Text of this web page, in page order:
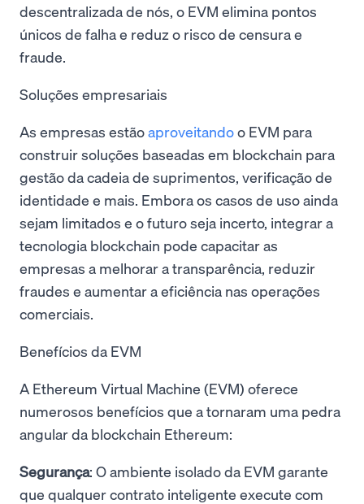
descentralizada de nós, o EVM elimina pontos
únicos de falha e reduz o risco de censura e
fraude.
Soluções empresariais
As empresas estãoaproveitandoo EVM para
construir soluções baseadas em blockchain para
gestão da cadeia de suprimentos, verificação de
identidade e mais. Embora os casos de uso ainda
sejam limitados e o futuro seja incerto, integrar a
tecnologia blockchain pode capacitar as
empresas a melhorar a transparência, reduzir
fraudes e aumentar a eficiência nas operações
comerciais.
Benefícios da EVM
A Ethereum Virtual Machine (EVM) oferece
numerosos benefícios que a tornaram uma pedra
angular da blockchain Ethereum:
Segurança: O ambiente isolado da EVM garante
que qualquer contrato inteligente execute com